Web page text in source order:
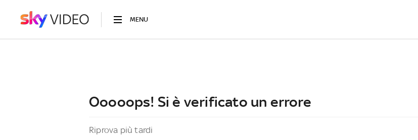
MENU
Ooooops! Si è verificato un errore
Riprova più tardi